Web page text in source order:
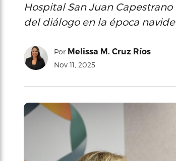
Hospital San Juan
del diálogo en la época
Por Melissa M. Cruz Ríos
Nov 11, 2025